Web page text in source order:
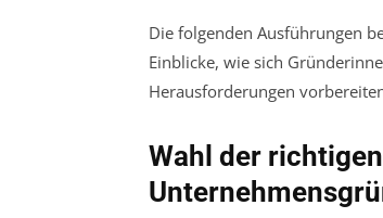
Die folgenden Ausführungen
Einblicke, wie sich
Herausforderungen
Wahl der